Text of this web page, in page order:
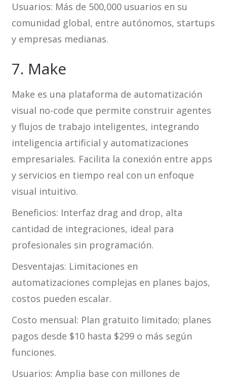
Usuarios: Más de 500,000 usuarios en su
comunidad global, entre autónomos, startups
y empresas medianas.
7. Make
Make es una plataforma de automatización
visual no-code que permite construir agentes
y flujos de trabajo inteligentes, integrando
inteligencia artificial y automatizaciones
empresariales. Facilita la conexión entre apps
y servicios en tiempo real con un enfoque
visual intuitivo.
Beneficios: Interfaz drag and drop, alta
cantidad de integraciones, ideal para
profesionales sin programación.
Desventajas: Limitaciones en
automatizaciones complejas en planes bajos,
costos pueden escalar.
Costo mensual: Plan gratuito limitado; planes
pagos desde $10 hasta $299 o más según
funciones.
Usuarios: Amplia base con millones de